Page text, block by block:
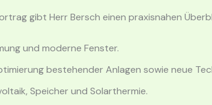
gibt Herr Bersch einen praxisnahen
und moderne Fenster.
bestehender Anlagen sowie neue
Speicher und Solarthermie.